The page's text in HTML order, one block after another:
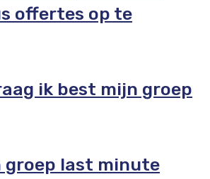
offertes op te
ik best mijn groep
groep last minute